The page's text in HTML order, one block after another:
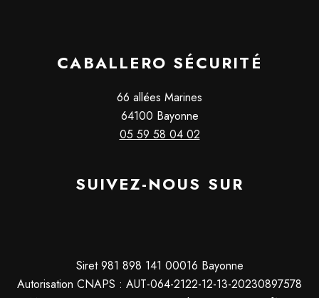
CABALLERO SÉCURITÉ
66 allées Marines
64100 Bayonne
05 59 58 04 02
SUIVEZ-NOUS SUR
Siret 981 898 141 00016 Bayonne
Autorisation CNAPS : AUT-064-2122-12-13-20230897578